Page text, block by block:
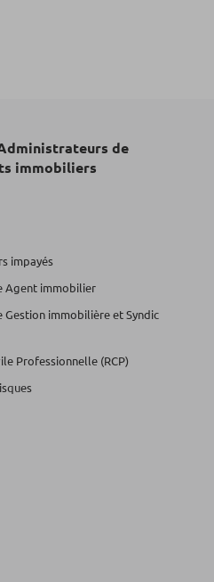
Administrateurs de
immobiliers
impayés
Agent immobilier
Gestion immobilière et Syndic
Professionnelle (RCP)